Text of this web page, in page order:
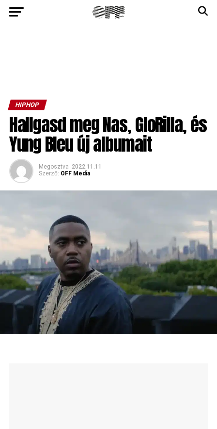
HIPHOP
Hallgasd meg Nas, GloRilla, és
Yung Bleu új albumait
Megosztva 2022.11.11
Szerző: OFF Media